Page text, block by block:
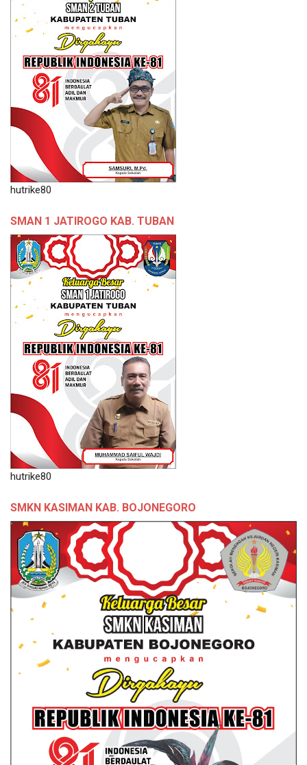
hutrike80
SMAN 1 JATIROGO KAB. TUBAN
hutrike80
SMKN KASIMAN KAB. BOJONEGORO